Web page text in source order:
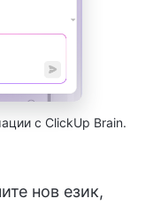
с ClickUp Brain.
нов език,